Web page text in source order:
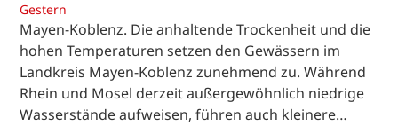
Gestern
Mayen-Koblenz. Die anhaltende Trockenheit und die
hohen Temperaturen setzen den Gewässern im
Landkreis Mayen-Koblenz zunehmend zu. Während
Rhein und Mosel derzeit außergewöhnlich niedrige
Wasserstände aufweisen, führen auch kleinere…